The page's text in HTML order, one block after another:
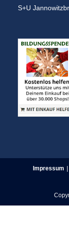
S+U
Impressum